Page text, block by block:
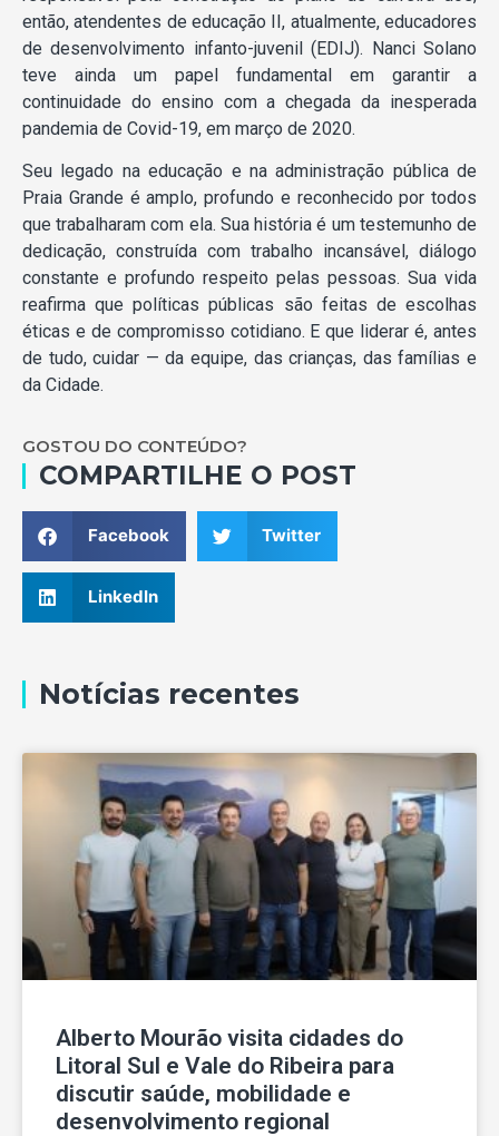
então, atendentes de educação II, atualmente, educadores
de desenvolvimento infanto-juvenil (EDIJ). Nanci Solano
teve ainda um papel fundamental em garantir a
continuidade do ensino com a chegada da inesperada
pandemia de Covid-19, em março de 2020.
Seu legado na educação e na administração pública de
Praia Grande é amplo, profundo e reconhecido por todos
que trabalharam com ela. Sua história é um testemunho de
dedicação, construída com trabalho incansável, diálogo
constante e profundo respeito pelas pessoas. Sua vida
reafirma que políticas públicas são feitas de escolhas
éticas e de compromisso cotidiano. E que liderar é, antes
de tudo, cuidar — da equipe, das crianças, das famílias e
da Cidade.
GOSTOU DO CONTEÚDO?
COMPARTILHE O POST
Facebook Twitter
LinkedIn
Notícias recentes
Alberto Mourão visita cidades do
Litoral Sul e Vale do Ribeira para
discutir saúde, mobilidade e
desenvolvimento regional